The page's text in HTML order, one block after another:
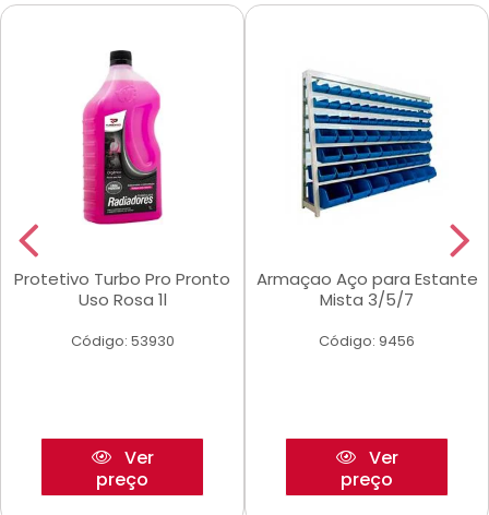
Protetivo Turbo Pro Pronto
Uso Rosa 1l
Código: 53930
Ver
preço
Armaçao Aço para Estante
Mista 3/5/7
Código: 9456
Ver
preço